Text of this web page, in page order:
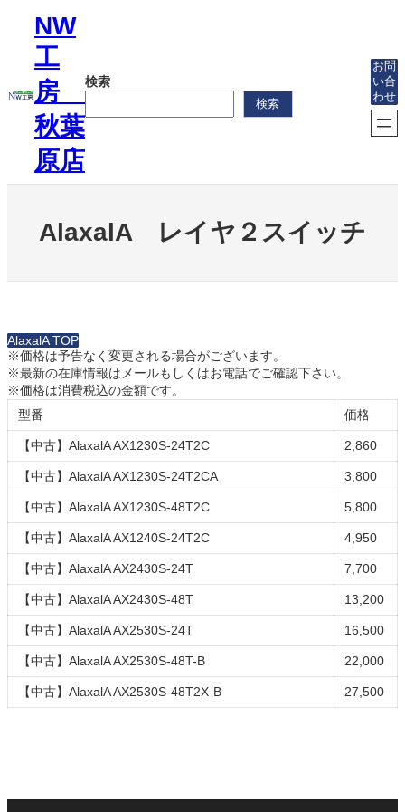
ッ
NW
工
房
秋葉
原店
検索
検索
お問
い合
わせ
AlaxalA レイヤ２スイッチ
AlaxalA TOP
※価格は予告なく変更される場合がございます。
※最新の在庫情報はメールもしくはお電話でご確認下さい。
※価格は消費税込の金額です。
型番
価格
【中古】AlaxalA AX1230S-24T2C 2,860
【中古】AlaxalA AX1230S-24T2CA 3,800
【中古】AlaxalA AX1230S-48T2C 5,800
【中古】AlaxalA AX1240S-24T2C 4,950
【中古】AlaxalA AX2430S-24T 7,700
【中古】AlaxalA AX2430S-48T 13,200
【中古】AlaxalA AX2530S-24T 16,500
【中古】AlaxalA AX2530S-48T-B 22,000
【中古】AlaxalA AX2530S-48T2X-B 27,500